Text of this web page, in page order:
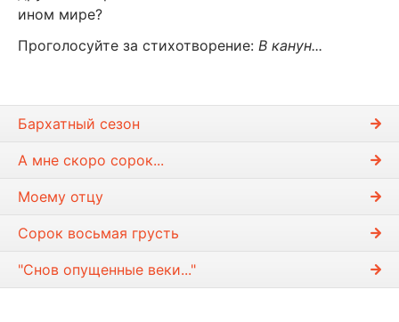
ином мире?
Проголосуйте за стихотворение: В канун...
Бархатный сезон
А мне скоро сорок...
Моему отцу
Сорок восьмая грусть
"Снов опущенные веки..."